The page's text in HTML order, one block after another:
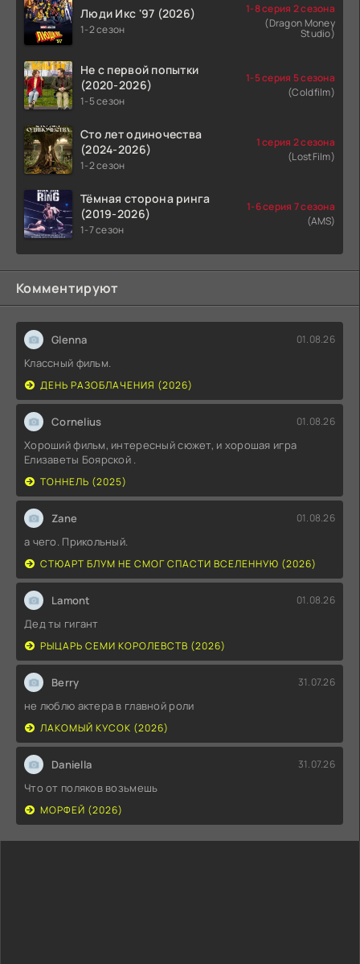
Люди Икс '97 (2026)
1-2 сезон
1-8 серия 2 сезона
(Dragon Money
Studio)
Не с первой попытки
(2020-2026)
1-5 сезон
1-5 серия 5 сезона
(Coldfilm)
Сто лет одиночества
(2024-2026)
1-2 сезон
1 серия 2 сезона
(LostFilm)
Тёмная сторона ринга
(2019-2026)
1-7 сезон
1-6 серия 7 сезона
(AMS)
Комментируют
Glenna 01.08.26
Классный фильм.
ДЕНЬ РАЗОБЛАЧЕНИЯ (2026)
Cornelius 01.08.26
Хороший фильм, интересный сюжет, и хорошая игра
Елизаветы Боярской .
ТОННЕЛЬ (2025)
Zane 01.08.26
а чего. Прикольный.
СТЮАРТ БЛУМ НЕ СМОГ СПАСТИ ВСЕЛЕННУЮ (2026)
Lamont 01.08.26
Дед ты гигант
РЫЦАРЬ СЕМИ КОРОЛЕВСТВ (2026)
Berry 31.07.26
не люблю актера в главной роли
ЛАКОМЫЙ КУСОК (2026)
Daniella 31.07.26
Что от поляков возьмешь
МОРФЕЙ (2026)